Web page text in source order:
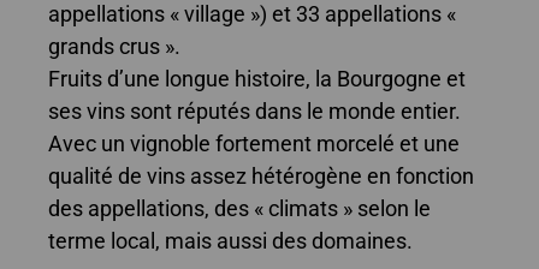
appellations « village ») et 33 appellations «
grands crus ».
Fruits d’une longue histoire, la Bourgogne et
ses vins sont réputés dans le monde entier.
Avec un vignoble fortement morcelé et une
qualité de vins assez hétérogène en fonction
des appellations, des « climats » selon le
terme local, mais aussi des domaines.